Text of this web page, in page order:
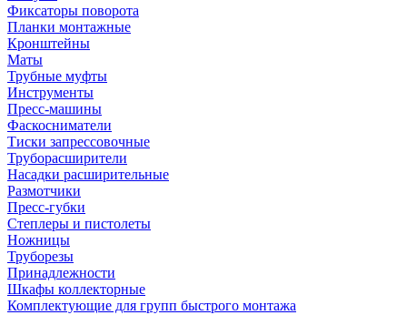
Фиксаторы поворота
Планки монтажные
Кронштейны
Маты
Трубные муфты
Инструменты
Пресс-машины
Фаскосниматели
Тиски запрессовочные
Труборасширители
Насадки расширительные
Размотчики
Пресс-губки
Степлеры и пистолеты
Ножницы
Труборезы
Принадлежности
Шкафы коллекторные
Комплектующие для групп быстрого монтажа